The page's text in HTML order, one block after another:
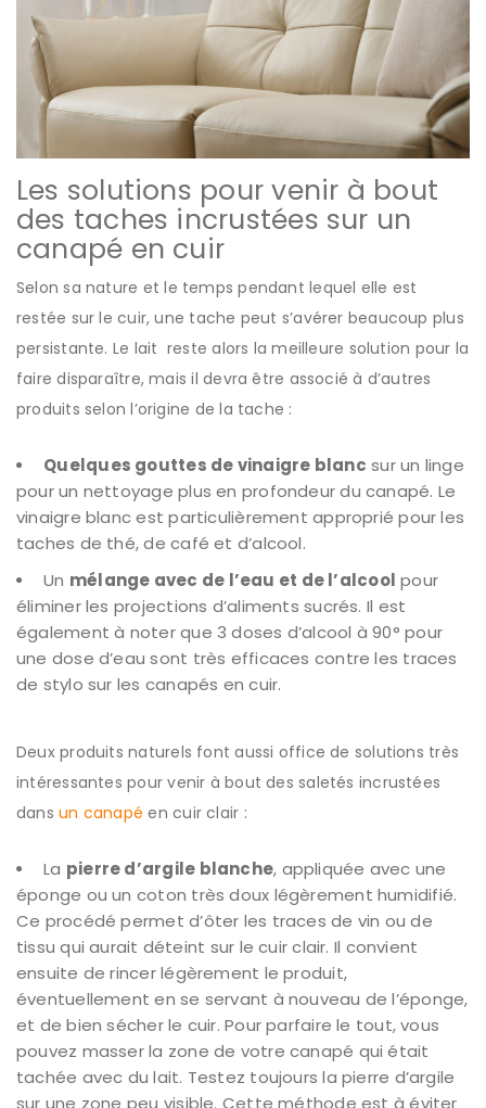
Les solutions pour venir à bout
des taches incrustées sur un
canapé en cuir
Selon sa nature et le temps pendant lequel elle est
restée sur le cuir, une tache peut s’avérer beaucoup plus
persistante. Le lait reste alors la meilleure solution pour la
faire disparaître, mais il devra être associé à d’autres
produits selon l’origine de la tache :
Quelques gouttes de vinaigre blanc sur un linge
pour un nettoyage plus en profondeur du canapé. Le
vinaigre blanc est particulièrement approprié pour les
taches de thé, de café et d’alcool.
Un mélange avec de l’eau et de l’alcool pour
éliminer les projections d’aliments sucrés. Il est
également à noter que 3 doses d’alcool à 90° pour
une dose d’eau sont très efficaces contre les traces
de stylo sur les canapés en cuir.
Deux produits naturels font aussi office de solutions très
intéressantes pour venir à bout des saletés incrustées
dansun canapé en cuir clair :
La pierre d’argile blanche, appliquée avec une
éponge ou un coton très doux légèrement humidifié.
Ce procédé permet d’ôter les traces de vin ou de
tissu qui aurait déteint sur le cuir clair. Il convient
ensuite de rincer légèrement le produit,
éventuellement en se servant à nouveau de l’éponge,
et de bien sécher le cuir. Pour parfaire le tout, vous
pouvez masser la zone de votre canapé qui était
tachée avec du lait. Testez toujours la pierre d’argile
sur une zone peu visible. Cette méthode est à éviter